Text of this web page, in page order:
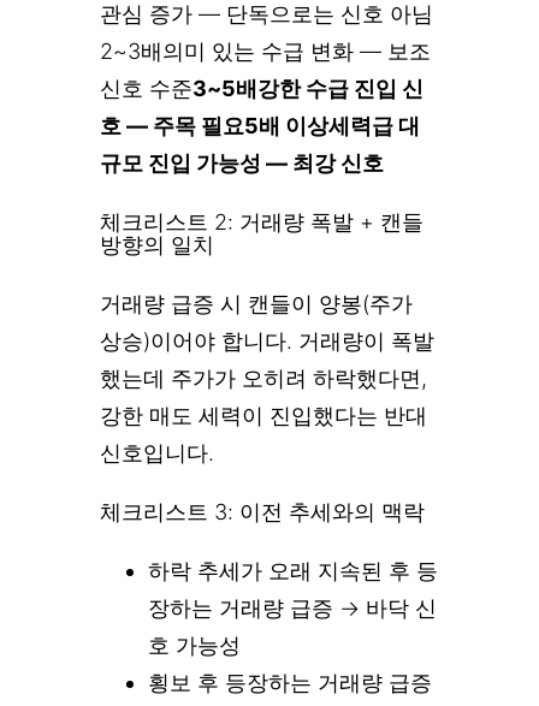
관심 증가 — 단독으로는 신호 아님
2~3배의미 있는 수급 변화 — 보조
신호 수준3~5배 강한 수급 진입 신
호 — 주목 필요5배 이상세력급 대
규모 진입 가능성 — 최강 신호
체크리스트 2: 거래량 폭발 + 캔들
방향의 일치
거래량 급증 시 캔들이 양봉(주가
상승)이어야 합니다. 거래량이 폭발
했는데 주가가 오히려 하락했다면,
강한 매도 세력이 진입했다는 반대
신호입니다.
체크리스트 3: 이전 추세와의 맥락
하락 추세가 오래 지속된 후 등
장하는 거래량 급증 → 바닥 신
호 가능성
횡보 후 등장하는 거래량 급증